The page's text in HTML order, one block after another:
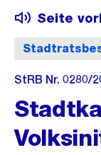
Seite
StRB Nr. 0280/